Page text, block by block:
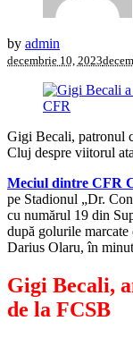
by admin
decembrie 10, 2023
Gigi Becali, patronul
Cluj despre viitorul
Meciul dintre CFR
pe Stadionul „Dr.
cu numărul 19 din
după golurile
Darius Olaru, în
Gigi Becali,
de la FCSB